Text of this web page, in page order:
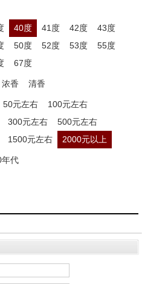
40度 41度 42度
43度
50度 52度 53度
55度
67度
浓香 清香
50元左右
100元左右
300元左右
500元左右
1500元左右 2000元以上
年代